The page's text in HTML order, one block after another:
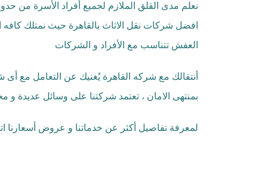
نعلم مدى القلق الملازم لجميع أفراد الأسرة من
افضل شركات نقل الاثاث بالقاهرة حيث نمتلك كافه
العفش تتناسب مع الأفراد و الشركات
أنتقالك مع شركه القاهرة يُغنيك عن التعامل
بمنتهى الامان ، تعتمد شركتنا على وسائل عديدة و
لمعرفة تفاصيل أكثر عن خدماتنا و عروض أسعارنا